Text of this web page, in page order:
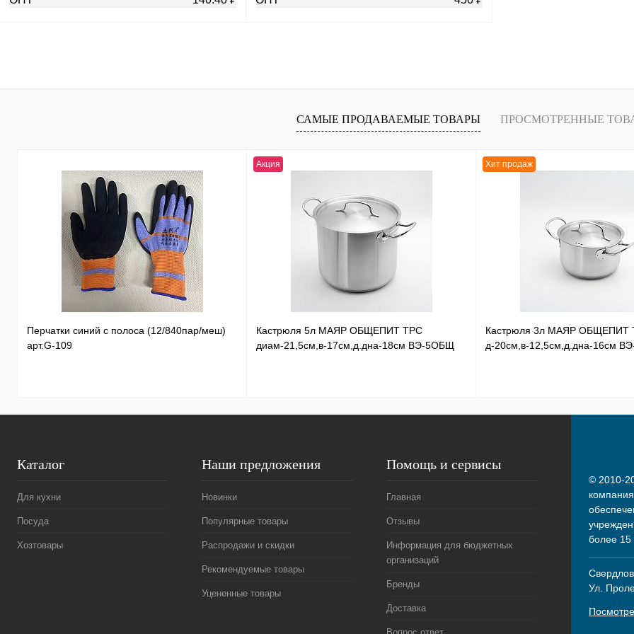
Купить в 1 клик К сравнению Купить в 1 клик К сравнению
наличии
САМЫЕ ПРОДАВАЕМЫЕ ТОВАРЫ ПРОСМОТРЕННЫЕ
Перчатки синий с полоса (12/840пар/меш)
арт.G-109
Акция
Кастрюля 5л МАЯР ОБЩЕПИТ ТРС
диам-21,5см,в-17см,д.дна-18см ВЭ-5ОБЩ
Хит продаж
Кастрюля 3л МАЯР ОБЩЕПИТ
д-20см,в-12,5см,д.дна-16см
Каталог
Для кухни
Посуда
Хозтовары
Наши предложения
Новинки
Популярные товары
Распродажи и скидки
Рекомендуемые товары
Уцененные товары
Помощь и сервисы
Главная
Отзывы
Информация для бюджетных
организаций
Бренды
Доставка
© 2010-
более 15
Ул.